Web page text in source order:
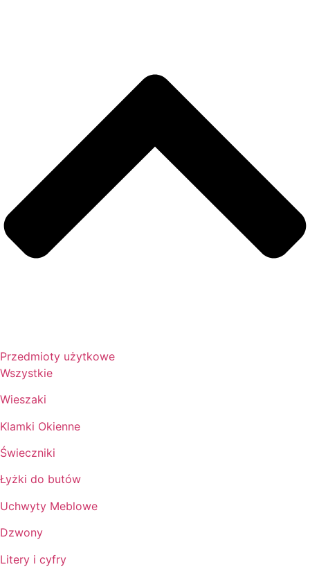
Przedmioty użytkowe
Wszystkie
Wieszaki
Klamki Okienne
Świeczniki
Łyżki do butów
Uchwyty Meblowe
Dzwony
Litery i cyfry